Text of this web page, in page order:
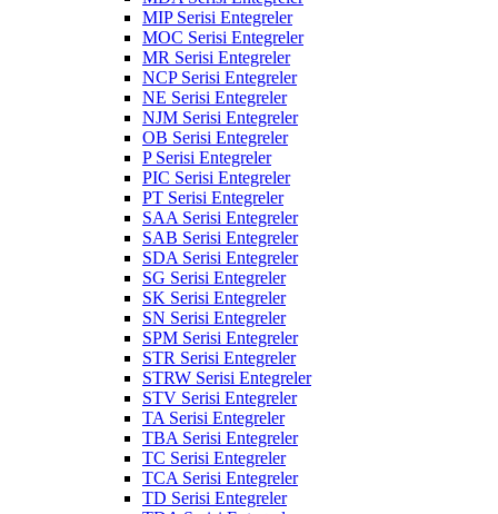
MIP Serisi Entegreler
MOC Serisi Entegreler
MR Serisi Entegreler
NCP Serisi Entegreler
NE Serisi Entegreler
NJM Serisi Entegreler
OB Serisi Entegreler
P Serisi Entegreler
PIC Serisi Entegreler
PT Serisi Entegreler
SAA Serisi Entegreler
SAB Serisi Entegreler
SDA Serisi Entegreler
SG Serisi Entegreler
SK Serisi Entegreler
SN Serisi Entegreler
SPM Serisi Entegreler
STR Serisi Entegreler
STRW Serisi Entegreler
STV Serisi Entegreler
TA Serisi Entegreler
TBA Serisi Entegreler
TC Serisi Entegreler
TCA Serisi Entegreler
TD Serisi Entegreler